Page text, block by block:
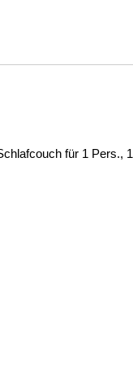
für 1 Pers., 1